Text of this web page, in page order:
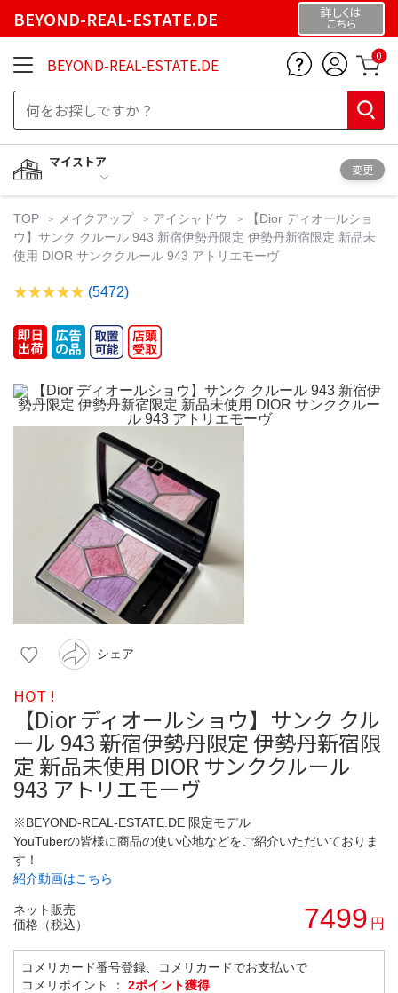
BEYOND-REAL-ESTATE.DE 詳しくは
こちら
BEYOND-REAL-ESTATE.DE 0
マイストア
変更
TOP メイクアップ アイシャドウ
【Dior ディオールショ
ウ】サンク クルール 943 新宿伊勢丹限定 伊勢丹新宿限定 新品未
使用 DIOR サンククルール 943 アトリエモーヴ
(5472)
シェア
HOT !
【Dior ディオールショウ】サンク クル
ール 943 新宿伊勢丹限定 伊勢丹新宿限
定 新品未使用 DIOR サンククルール
943 アトリエモーヴ
※BEYOND-REAL-ESTATE.DE 限定モデル
YouTuberの皆様に商品の使い心地などをご紹介いただいておりま
す！
紹介動画はこちら
ネット販売
価格（税込）
7499 円
コメリカード番号登録、コメリカードでお支払いで
コメリポイント ： 2ポイント獲得